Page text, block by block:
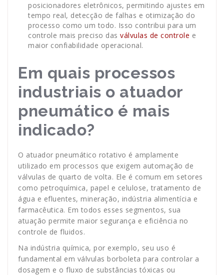
posicionadores eletrônicos, permitindo ajustes em
tempo real, detecção de falhas e otimização do
processo como um todo. Isso contribui para um
controle mais preciso das válvulas de controle e
maior confiabilidade operacional.
Em quais processos
industriais o atuador
pneumático é mais
indicado?
O atuador pneumático rotativo é amplamente
utilizado em processos que exigem automação de
válvulas de quarto de volta. Ele é comum em setores
como petroquímica, papel e celulose, tratamento de
água e efluentes, mineração, indústria alimentícia e
farmacêutica. Em todos esses segmentos, sua
atuação permite maior segurança e eficiência no
controle de fluidos.
Na indústria química, por exemplo, seu uso é
fundamental em válvulas borboleta para controlar a
dosagem e o fluxo de substâncias tóxicas ou